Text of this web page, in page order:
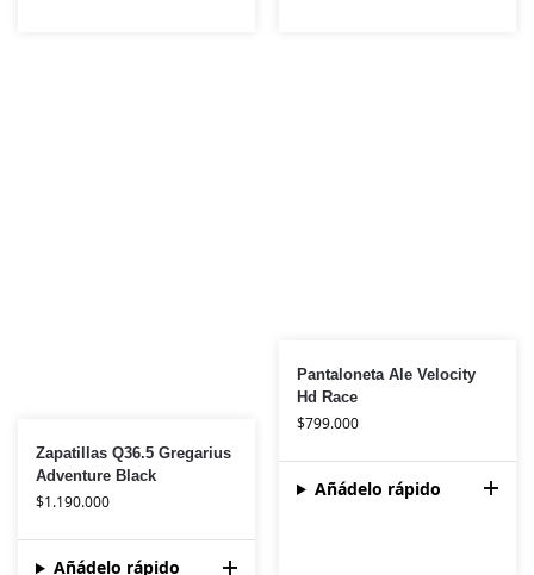
Zapatillas Q36.5 Gregarius
Adventure Black
$1.190.000
Añádelo rápido
Pantaloneta Ale Velocity
Hd Race
$799.000
Añádelo rápido